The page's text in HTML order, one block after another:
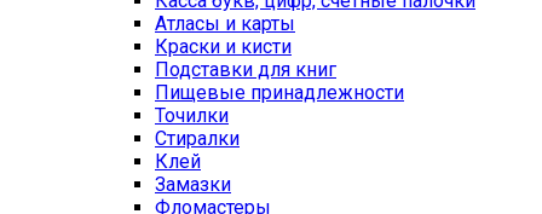
Атласы и карты
Краски и кисти
Подставки для книг
Пищевые принадлежности
Точилки
Стиралки
Клей
Замазки
Фломастеры